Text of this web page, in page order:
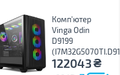
Комп'ютер
Vinga Odin
D9199
122043₴